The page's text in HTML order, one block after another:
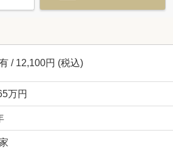
/ 12,100円 (税込)
万円